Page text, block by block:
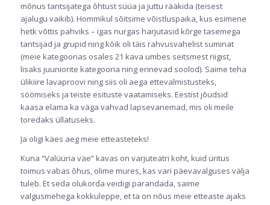
mõnus tantsijatega õhtust süüa ja juttu rääkida (teisest
ajalugu vaikib). Hommikul sõitsime võistluspaika, kus esimene
hetk võttis pahviks – igas nurgas harjutasid kõrge tasemega
tantsijad ja grupid ning kõik oli täis rahvusvahelist suminat
(meie kategoorias osales 21 kava umbes seitsmest riigist,
lisaks juuniorite kategooria ning erinevad soolod). Saime teha
ülikiire lavaproovi ning siis oli aega ettevalmistusteks,
söömiseks ja teiste esituste vaatamiseks. Eestist jõudsid
kaasa elama ka väga vahvad lapsevanemad, mis oli meile
toredaks üllatuseks.
Ja oligi käes aeg meie etteasteteks!
Kuna “Valüüria väe” kavas on varjuteatri koht, kuid üritus
toimus vabas õhus, olime mures, kas vari päevavalguses välja
tuleb. Et seda olukorda veidigi parandada, saime
valgusmehega kokkuleppe, et ta on nõus meie etteaste ajaks